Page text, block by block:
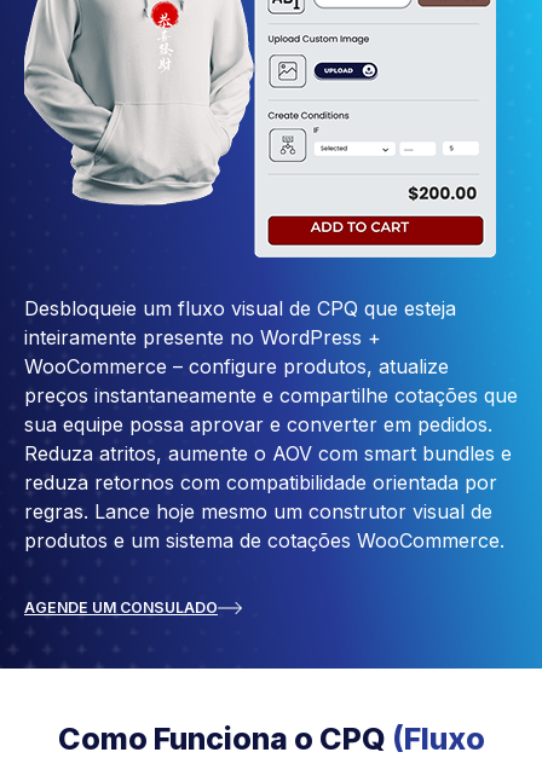
Desbloqueie um fluxo visual de CPQ que esteja
inteiramente presente no WordPress +
WooCommerce – configure produtos, atualize
preços instantaneamente e compartilhe cotações que
sua equipe possa aprovar e converter em pedidos.
Reduza atritos, aumente o AOV com smart bundles e
reduza retornos com compatibilidade orientada por
regras. Lance hoje mesmo um construtor visual de
produtos e um sistema de cotações WooCommerce.
AGENDE UM CONSULADO
Como Funciona o CPQ (Fluxo